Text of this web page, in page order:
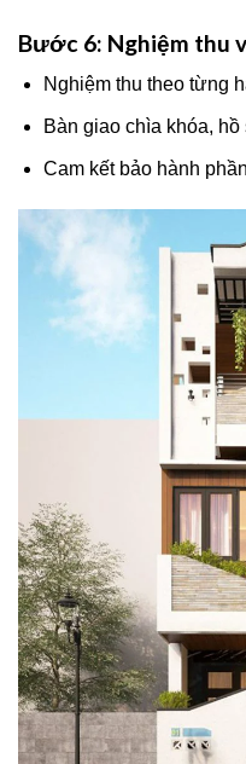
Bước 6: Nghiệm thu
Nghiệm thu theo từng
Bàn giao chìa khóa,
Cam kết bảo hành